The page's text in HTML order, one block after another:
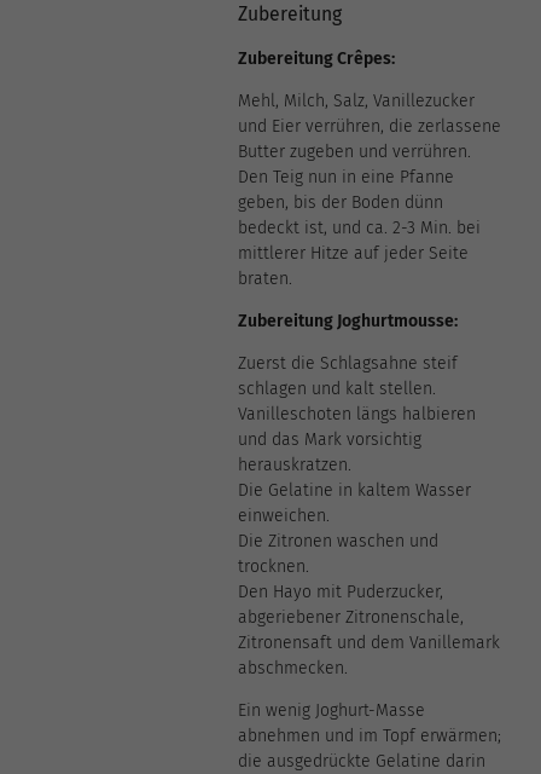
Zubereitung
Zubereitung Crêpes:
Mehl, Milch, Salz, Vanillezucker
und Eier verrühren, die zerlassene
Butter zugeben und verrühren.
Den Teig nun in eine Pfanne
geben, bis der Boden dünn
bedeckt ist, und ca. 2-3 Min. bei
mittlerer Hitze auf jeder Seite
braten.
Zubereitung Joghurtmousse:
Zuerst die Schlagsahne steif
schlagen und kalt stellen.
Vanilleschoten längs halbieren
und das Mark vorsichtig
herauskratzen.
Die Gelatine in kaltem Wasser
einweichen.
Die Zitronen waschen und
trocknen.
Den Hayo mit Puderzucker,
abgeriebener Zitronenschale,
Zitronensaft und dem Vanillemark
abschmecken.
Ein wenig Joghurt-Masse
abnehmen und im Topf erwärmen;
die ausgedrückte Gelatine darin